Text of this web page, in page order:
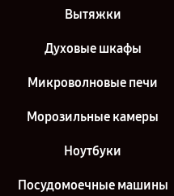
Вытяжки
Духовые шкафы
Микроволновые печи
Морозильные камеры
Ноутбуки
Посудомоечные машины